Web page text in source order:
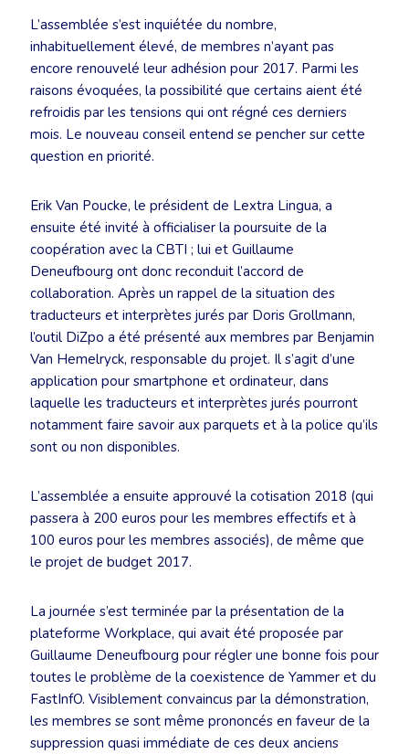
L’assemblée s’est inquiétée du nombre,
inhabituellement élevé, de membres n’ayant pas
encore renouvelé leur adhésion pour 2017. Parmi les
raisons évoquées, la possibilité que certains aient été
refroidis par les tensions qui ont régné ces derniers
mois. Le nouveau conseil entend se pencher sur cette
question en priorité.
Erik Van Poucke, le président de Lextra Lingua, a
ensuite été invité à officialiser la poursuite de la
coopération avec la CBTI ; lui et Guillaume
Deneufbourg ont donc reconduit l’accord de
collaboration. Après un rappel de la situation des
traducteurs et interprètes jurés par Doris Grollmann,
l’outil DiZpo a été présenté aux membres par Benjamin
Van Hemelryck, responsable du projet. Il s’agit d’une
application pour smartphone et ordinateur, dans
laquelle les traducteurs et interprètes jurés pourront
notamment faire savoir aux parquets et à la police qu’ils
sont ou non disponibles.
L’assemblée a ensuite approuvé la cotisation 2018 (qui
passera à 200 euros pour les membres effectifs et à
100 euros pour les membres associés), de même que
le projet de budget 2017.
La journée s’est terminée par la présentation de la
plateforme Workplace, qui avait été proposée par
Guillaume Deneufbourg pour régler une bonne fois pour
toutes le problème de la coexistence de Yammer et du
FastInfO. Visiblement convaincus par la démonstration,
les membres se sont même prononcés en faveur de la
suppression quasi immédiate de ces deux anciens